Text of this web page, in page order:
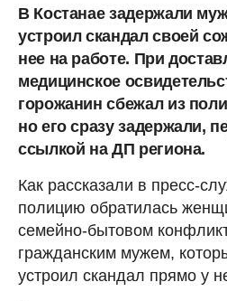
В Костанае задержали
устроил скандал своей
нее на работе. При
медицинское
горожанин сбежал из
но его сразу задержали,
ссылкой на ДП региона.
Как рассказали в пресс-
полицию обратилась
семейно-бытовом
гражданским мужем,
устроил скандал прямо у